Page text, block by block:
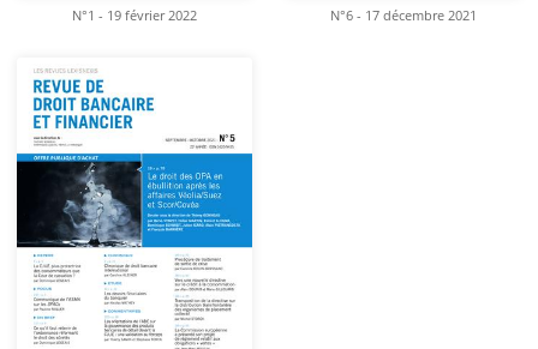
N°1 - 19 février 2022 N°6 - 17 décembre 2021